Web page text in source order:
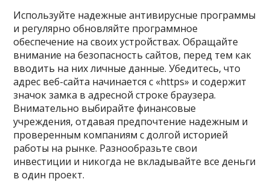
Используйте надежные антивирусные программы
и регулярно обновляйте программное
обеспечение на своих устройствах. Обращайте
внимание на безопасность сайтов, перед тем как
вводить на них личные данные. Убедитесь, что
адрес веб-сайта начинается с «https» и содержит
значок замка в адресной строке браузера.
Внимательно выбирайте финансовые
учреждения, отдавая предпочтение надежным и
проверенным компаниям с долгой историей
работы на рынке. Разнообразьте свои
инвестиции и никогда не вкладывайте все деньги
в один проект.